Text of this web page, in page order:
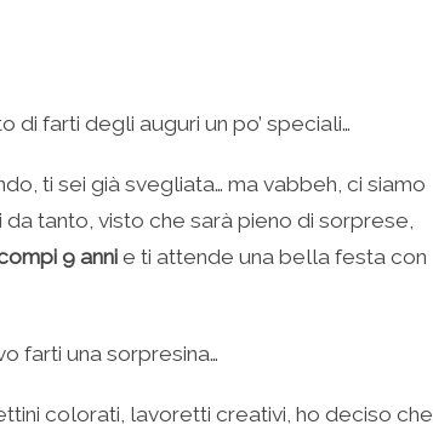
di farti degli auguri un po’ speciali…
ti sei già svegliata… ma vabbeh, ci siamo
tanto, visto che sarà pieno di sorprese,
9 anni e ti attende una bella festa con
farti una sorpresina…
colorati, lavoretti creativi, ho deciso che